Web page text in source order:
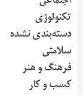
تکنولوژی
دسته‌بندی نشده
سلامتی
فرهنگ و هنر
کسب و کار